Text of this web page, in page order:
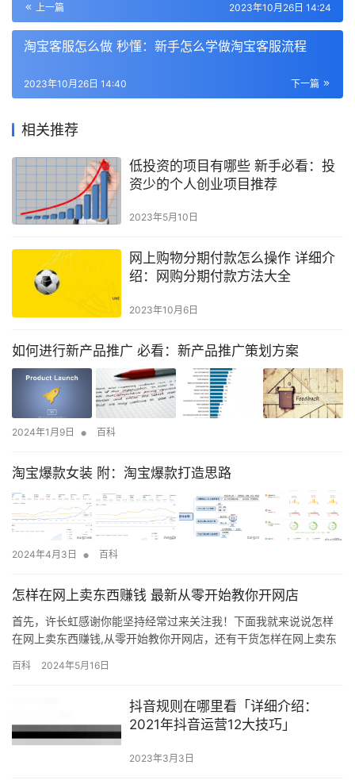
上一篇 2023年10月26日 14:24
淘宝客服怎么做 秒懂：新手怎么学做淘宝客服流程
下一篇
2023年10月26日 14:40
相关推荐
低投资的项目有哪些 新手必看：投
资少的个人创业项目推荐
2023年5月10日
网上购物分期付款怎么操作 详细介
绍：网购分期付款方法大全
2023年10月6日
如何进行新产品推广 必看：新产品推广策划方案
2024年1月9日 • 百科
淘宝爆款女装 附：淘宝爆款打造思路
2024年4月3日 • 百科
怎样在网上卖东西赚钱 最新从零开始教你开网店
首先，许长虹感谢你能坚持经常过来关注我！下面我就来说说怎样
在网上卖东西赚钱,从零开始教你开网店，还有干货怎样在网上卖东
新手朋友们的哈！ 无论是在网上还是线下，卖产品无外乎三点，产
首先我们肯定得有一个产品是不是?其实产品这块我之前也写过一篇
如…
百科 2024年5月16日
抖音规则在哪里看「详细介绍：
2021年抖音运营12大技巧」
2023年3月3日